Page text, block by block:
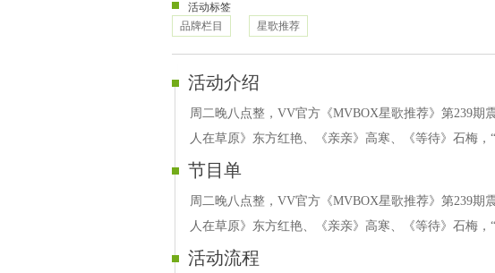
活动标签
品牌栏目
星歌推荐
活动介绍
周二晚八点整，VV官方《MVBOX星歌推荐》第239期
人在草原》东方红艳、《亲亲》高寒、《等待》石梅，
节目单
周二晚八点整，VV官方《MVBOX星歌推荐》第239期
人在草原》东方红艳、《亲亲》高寒、《等待》石梅，
活动流程